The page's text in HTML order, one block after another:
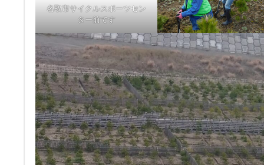
名取市サイクルスポーツセン
ター前です